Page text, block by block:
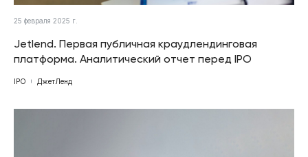
25 февраля 2025 г.
Jetlend. Первая публичная краудлендинговая
платформа. Аналитический отчет перед IPO
IPO ДжетЛенд